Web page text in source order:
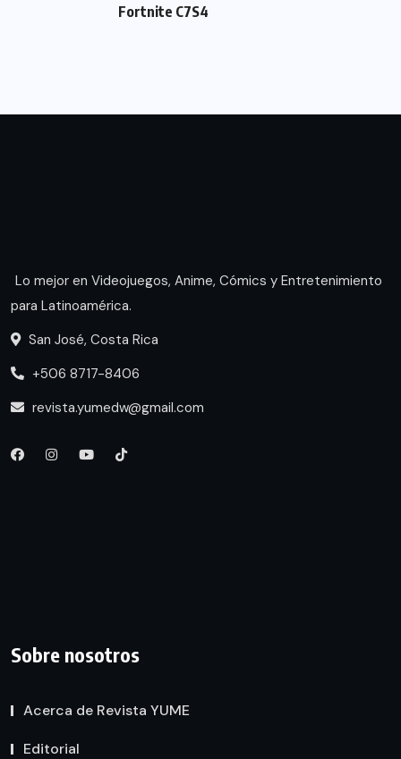
Fortnite C7S4
Lo mejor en Videojuegos, Anime, Cómics y Entretenimiento
para Latinoamérica.
San José, Costa Rica
+506 8717-8406
revista.yumedw@gmail.com
Sobre nosotros
Acerca de Revista YUME
Editorial